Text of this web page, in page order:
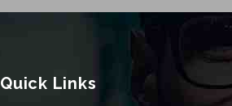
Quick Links